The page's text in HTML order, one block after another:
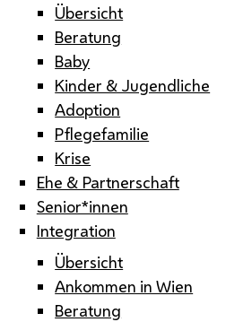
Übersicht
Beratung
Baby
Kinder & Jugendliche
Adoption
Pflegefamilie
Krise
Ehe & Partnerschaft
Senior*innen
Integration
Übersicht
Ankommen in Wien
Beratung